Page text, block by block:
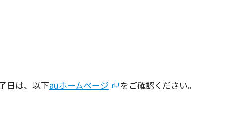
日は、以下auホームページ をご確認ください。